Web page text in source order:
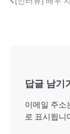
답글 남기
이메일 주소
로 표시됩니